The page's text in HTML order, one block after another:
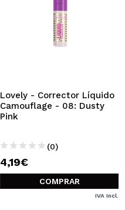
Lovely - Corrector Líquido
Camouflage - 08: Dusty
Pink
(0)
4,19€
COMPRAR
IVA Incl.